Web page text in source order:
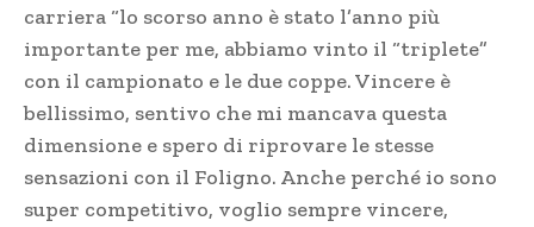
carriera “lo scorso anno è stato l’anno più
importante per me, abbiamo vinto il “triplete”
con il campionato e le due coppe. Vincere è
bellissimo, sentivo che mi mancava questa
dimensione e spero di riprovare le stesse
sensazioni con il Foligno. Anche perché io sono
super competitivo, voglio sempre vincere,